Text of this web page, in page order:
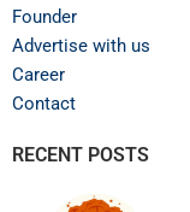
Founder
Advertise with us
Career
Contact
RECENT POSTS